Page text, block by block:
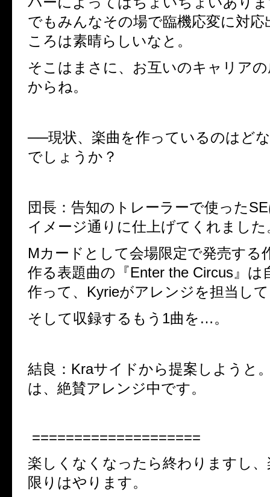
でもみんなその場で臨機応変に対応
ころは素晴らしいなと。
そこはまさに、お互いのキャリア
からね。
──現状、楽曲を作っているのはど
でしょうか？
団長：告知のトレーラーで使った
イメージ通りに仕上げてくれました
Mカードとして会場限定で発売する
作る表題曲の『Enter the Circus』は
作って、Kyrieがアレンジを担当し
そして収録するもう1曲を…。
結良：Kraサイドから提案しようと
は、絶賛アレンジ中です。
====================
楽しくなくなったら終わりますし
限りはやります。